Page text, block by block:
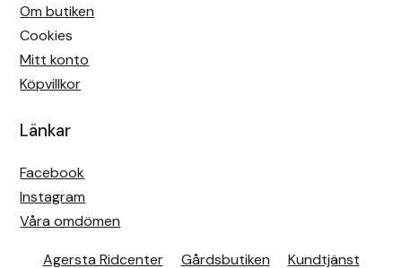
Om butiken
Cookies
Mitt konto
Köpvillkor
Länkar
Facebook
Instagram
Våra omdömen
Agersta Ridcenter Gårdsbutiken Kundtjänst